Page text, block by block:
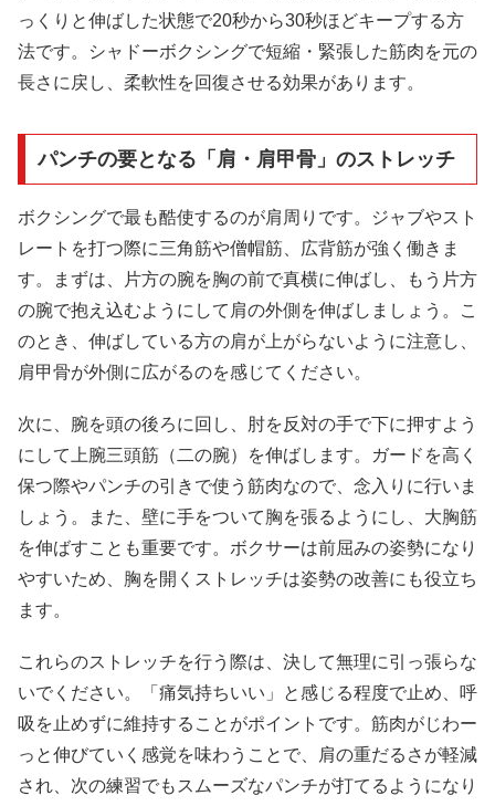
っくりと伸ばした状態で20秒から30秒ほどキープする方
法です。シャドーボクシングで短縮・緊張した筋肉を元の
長さに戻し、柔軟性を回復させる効果があります。
パンチの要となる「肩・肩甲骨」のストレッチ
ボクシングで最も酷使するのが肩周りです。ジャブやスト
レートを打つ際に三角筋や僧帽筋、広背筋が強く働きま
す。まずは、片方の腕を胸の前で真横に伸ばし、もう片方
の腕で抱え込むようにして肩の外側を伸ばしましょう。こ
のとき、伸ばしている方の肩が上がらないように注意し、
肩甲骨が外側に広がるのを感じてください。
次に、腕を頭の後ろに回し、肘を反対の手で下に押すよう
にして上腕三頭筋（二の腕）を伸ばします。ガードを高く
保つ際やパンチの引きで使う筋肉なので、念入りに行いま
しょう。また、壁に手をついて胸を張るようにし、大胸筋
を伸ばすことも重要です。ボクサーは前屈みの姿勢になり
やすいため、胸を開くストレッチは姿勢の改善にも役立ち
ます。
これらのストレッチを行う際は、決して無理に引っ張らな
いでください。「痛気持ちいい」と感じる程度で止め、呼
吸を止めずに維持することがポイントです。筋肉がじわー
っと伸びていく感覚を味わうことで、肩の重だるさが軽減
され、次の練習でもスムーズなパンチが打てるようになり